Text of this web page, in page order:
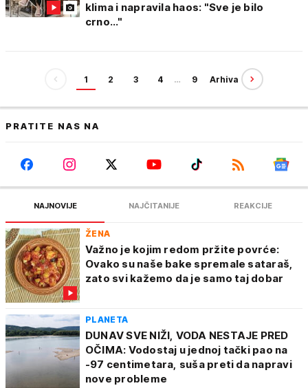
klima i napravila haos: "Sve je bilo
crno..."
1 2 3 4 … 9 Arhiva
PRATITE NAS NA
NAJNOVIJE NAJČITANIJE REAKCIJE
ŽENA
Važno je kojim redom pržite povrće:
Ovako su naše bake spremale sataraš,
zato svi kažemo da je samo taj dobar
PLANETA
DUNAV SVE NIŽI, VODA NESTAJE PRED
OČIMA: Vodostaj u jednoj tački pao na
-97 centimetara, suša preti da napravi
nove probleme